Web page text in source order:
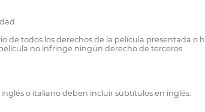
de todos los derechos de la película presentada o
no infringe ningún derecho de terceros.
o italiano deben incluir subtítulos en inglés.